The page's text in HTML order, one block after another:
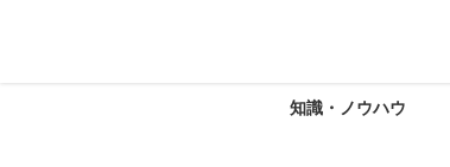
知識・ノウハウ